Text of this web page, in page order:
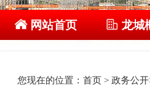
网站首页 龙城
您现在的位置： 首页 > 政务公开